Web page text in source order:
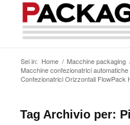
Sei in: Home / Macchine packaging
Macchine confezionatrici automatiche
Confezionatrici Orizzontali FlowPack
Tag Archivio per: